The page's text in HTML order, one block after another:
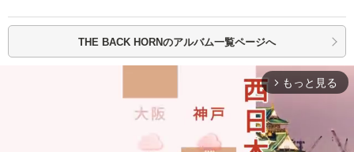
THE BACK HORNのアルバム一覧ページへ
arrow_forward_ios もっと見る